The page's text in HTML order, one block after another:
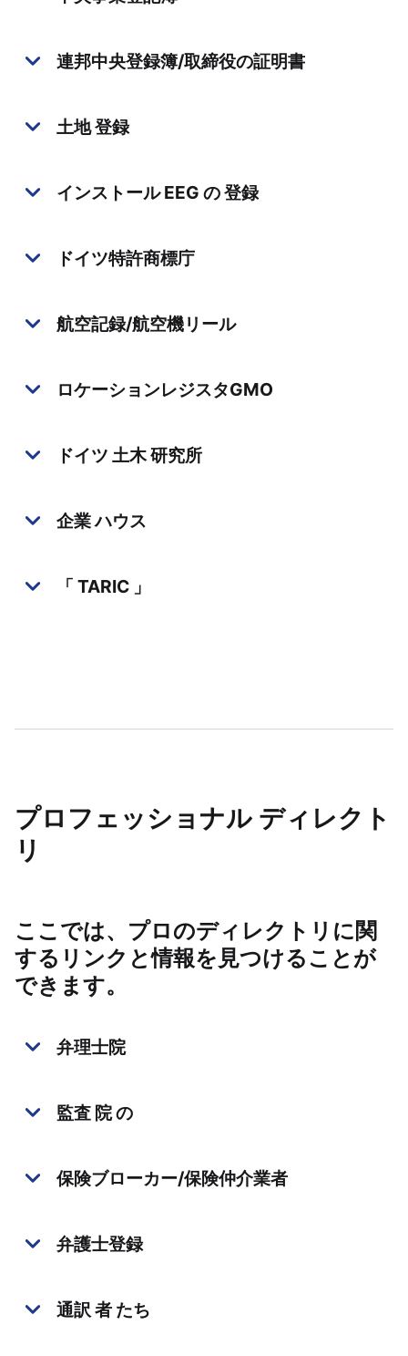
連邦中央登録簿/取締役の証明書
土地 登録
インストール EEG の 登録
ドイツ特許商標庁
航空記録/航空機リール
ロケーションレジスタGMO
ドイツ 土木 研究所
企業 ハウス
「 TARIC 」
プロフェッショナル ディレクト
リ
ここでは、プロのディレクトリに関
するリンクと情報を見つけることが
できます。
弁理士院
監査 院 の
保険ブローカー/保険仲介業者
弁護士登録
通訳 者 たち